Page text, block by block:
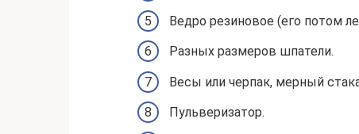
Ведро резиновое (его потом
Разных размеров шпатели.
Весы или черпак, мерный
Пульверизатор.